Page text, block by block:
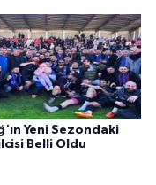
Yeni Sezondaki
Belli Oldu